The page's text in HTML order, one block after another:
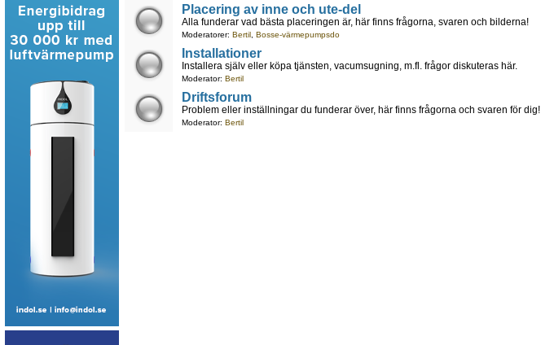
Placering av inne och ute-del
Alla funderar vad bästa placeringen är, här finns frågorna, svaren och bilderna!
Moderatorer: Bertil, Bosse-värmepumpsdo
Installationer
Installera själv eller köpa tjänsten, vacumsugning, m.fl. frågor diskuteras här.
Moderator: Bertil
Driftsforum
Problem eller inställningar du funderar över, här finns frågorna och svaren för dig!
Moderator: Bertil